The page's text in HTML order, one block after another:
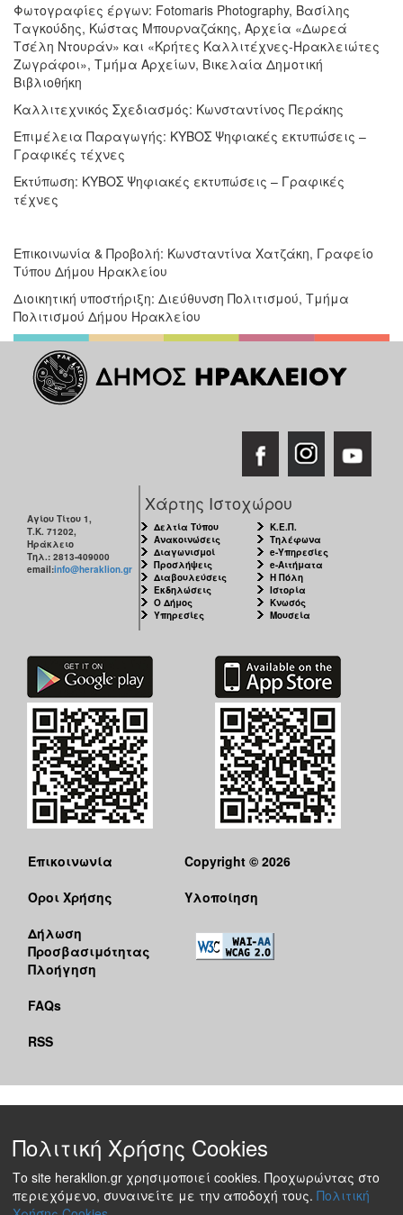
Φωτογραφίες έργων: Fotomaris Photography, Βασίλης
Ταγκούδης, Κώστας Μπουρναζάκης, Αρχεία «Δωρεά
Τσέλη Ντουράν» και «Κρήτες Καλλιτέχνες-Ηρακλειώτες
Ζωγράφοι», Τμήμα Αρχείων, Βικελαία Δημοτική
Βιβλιοθήκη
Καλλιτεχνικός Σχεδιασμός: Κωνσταντίνος Περάκης
Επιμέλεια Παραγωγής: ΚΥΒΟΣ Ψηφιακές εκτυπώσεις –
Γραφικές τέχνες
Εκτύπωση: ΚΥΒΟΣ Ψηφιακές εκτυπώσεις – Γραφικές
τέχνες
Επικοινωνία & Προβολή: Κωνσταντίνα Χατζάκη, Γραφείο
Τύπου Δήμου Ηρακλείου
Διοικητική υποστήριξη: Διεύθυνση Πολιτισμού, Τμήμα
Πολιτισμού Δήμου Ηρακλείου
Αγίου Τίτου 1,
Τ.Κ. 71202,
Ηράκλειο
Τηλ.: 2813-409000
email:info@heraklion.gr
Χάρτης Ιστοχώρου
Δελτία Τύπου
Ανακοινώσεις
Διαγωνισμοί
Προσλήψεις
Διαβουλεύσεις
Εκδηλώσεις
Ο Δήμος
Υπηρεσίες
Κ.Ε.Π.
Τηλέφωνα
e-Υπηρεσίες
e-Αιτήματα
Η Πόλη
Ιστορία
Κνωσός
Μουσεία
Επικοινωνία
Όροι Χρήσης
Δήλωση
Προσβασιμότητας
Πλοήγηση
FAQs
RSS
Copyright © 2026
Υλοποίηση
Πολιτική Χρήσης Cookies
Το site heraklion.gr χρησιμοποιεί cookies. Προχωρώντας στο
περιεχόμενο, συναινείτε με την αποδοχή τους. Πολιτική